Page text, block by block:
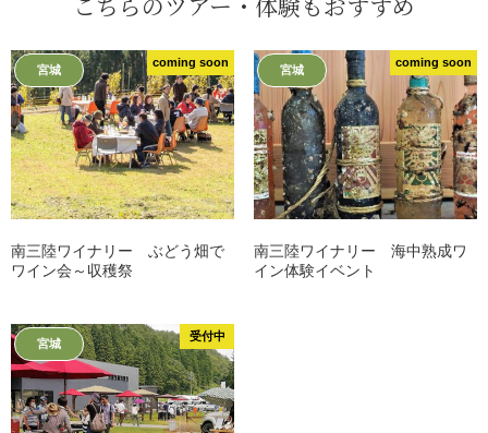
宮城
coming soon
南三陸ワイナリー ぶどう畑で
ワイン会～収穫祭
宮城
coming soon
南三陸ワイナリー 海中熟成ワ
イン体験イベント
宮城
受付中